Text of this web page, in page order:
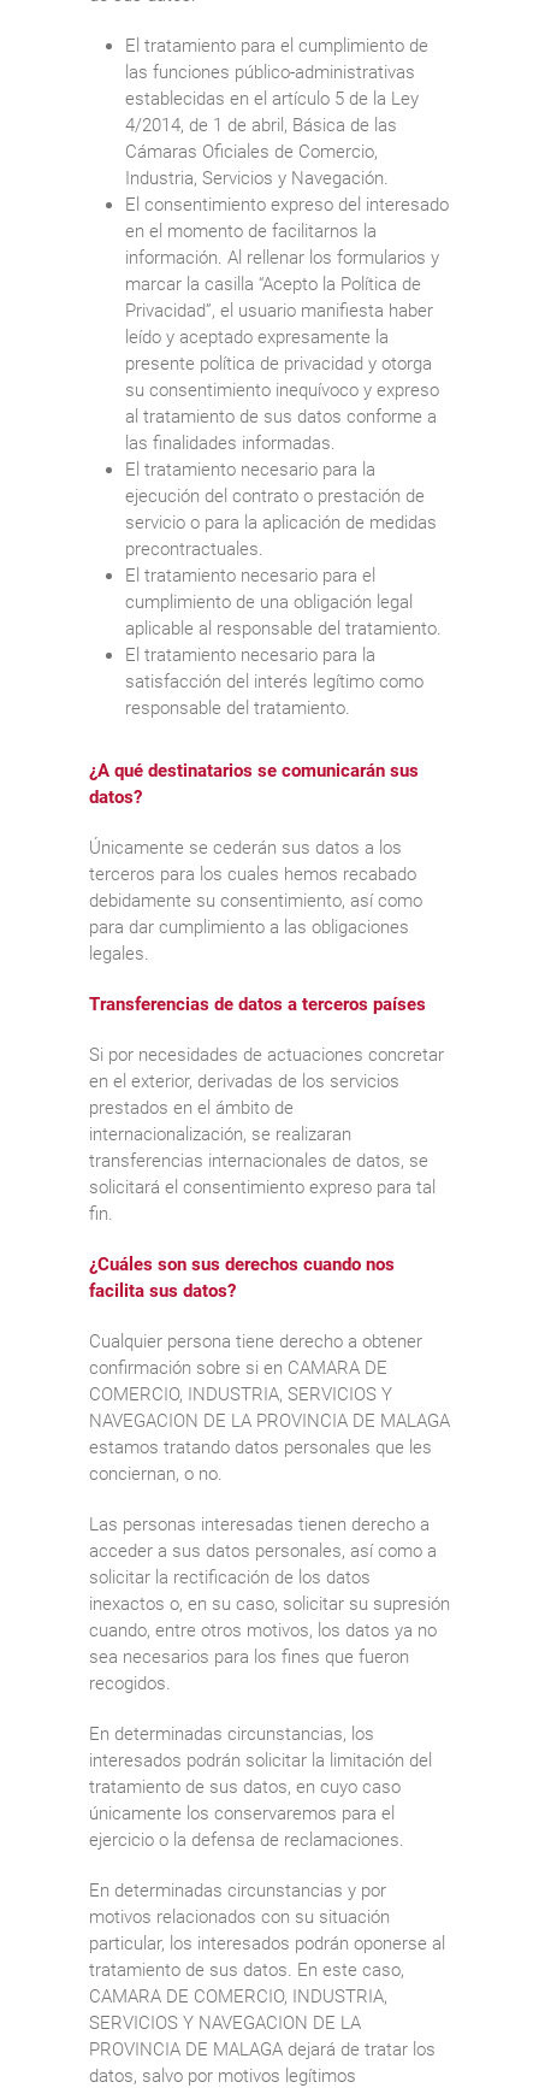
El tratamiento para el cumplimiento de
las funciones público-administrativas
establecidas en el artículo 5 de la Ley
4/2014, de 1 de abril, Básica de las
Cámaras Oficiales de Comercio,
Industria, Servicios y Navegación.
El consentimiento expreso del interesado
en el momento de facilitarnos la
información. Al rellenar los formularios y
marcar la casilla “Acepto la Política de
Privacidad”, el usuario manifiesta haber
leído y aceptado expresamente la
presente política de privacidad y otorga
su consentimiento inequívoco y expreso
al tratamiento de sus datos conforme a
las finalidades informadas.
El tratamiento necesario para la
ejecución del contrato o prestación de
servicio o para la aplicación de medidas
precontractuales.
El tratamiento necesario para el
cumplimiento de una obligación legal
aplicable al responsable del tratamiento.
El tratamiento necesario para la
satisfacción del interés legítimo como
responsable del tratamiento.
¿A qué destinatarios se comunicarán sus
datos?
Únicamente se cederán sus datos a los
terceros para los cuales hemos recabado
debidamente su consentimiento, así como
para dar cumplimiento a las obligaciones
legales.
Transferencias de datos a terceros países
Si por necesidades de actuaciones concretar
en el exterior, derivadas de los servicios
prestados en el ámbito de
internacionalización, se realizaran
transferencias internacionales de datos, se
solicitará el consentimiento expreso para tal
fin.
¿Cuáles son sus derechos cuando nos
facilita sus datos?
Cualquier persona tiene derecho a obtener
confirmación sobre si en CAMARA DE
COMERCIO, INDUSTRIA, SERVICIOS Y
NAVEGACION DE LA PROVINCIA DE MALAGA
estamos tratando datos personales que les
conciernan, o no.
Las personas interesadas tienen derecho a
acceder a sus datos personales, así como a
solicitar la rectificación de los datos
inexactos o, en su caso, solicitar su supresión
cuando, entre otros motivos, los datos ya no
sea necesarios para los fines que fueron
recogidos.
En determinadas circunstancias, los
interesados podrán solicitar la limitación del
tratamiento de sus datos, en cuyo caso
únicamente los conservaremos para el
ejercicio o la defensa de reclamaciones.
En determinadas circunstancias y por
motivos relacionados con su situación
particular, los interesados podrán oponerse al
tratamiento de sus datos. En este caso,
CAMARA DE COMERCIO, INDUSTRIA,
SERVICIOS Y NAVEGACION DE LA
PROVINCIA DE MALAGA dejará de tratar los
datos, salvo por motivos legítimos